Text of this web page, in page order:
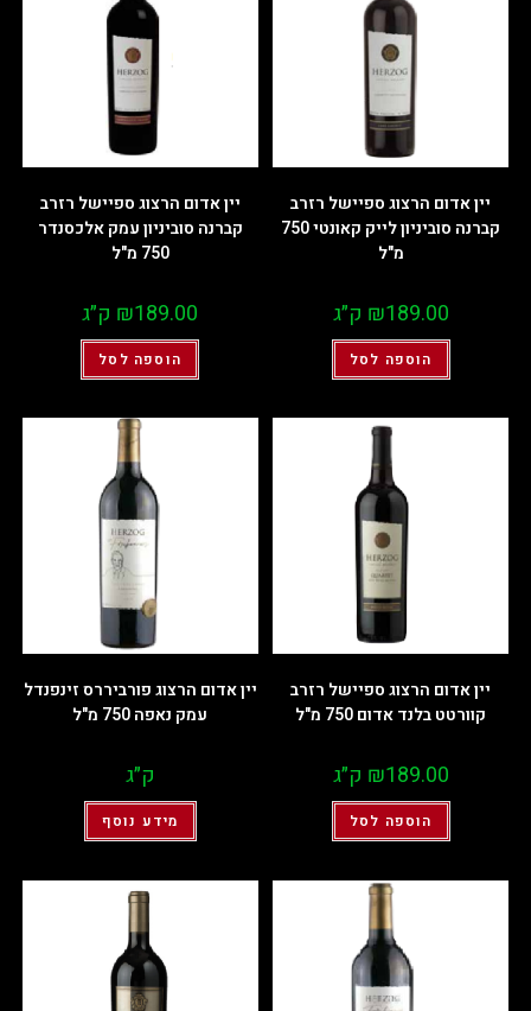
יין אדום הרצוג ספיישל רזרב
קברנה סוביניון לייק קאונטי 750
מ"ל
₪189.00 ק״ג
הוספה לסל
יין אדום הרצוג ספיישל רזרב
קברנה סוביניון עמק אלכסנדר
750 מ"ל
₪189.00 ק״ג
הוספה לסל
יין אדום הרצוג ספיישל רזרב
קוורטט בלנד אדום 750 מ"ל
₪189.00 ק״ג
הוספה לסל
יין אדום הרצוג פורביררס זינפנדל
עמק נאפה 750 מ"ל
ק״ג
מידע נוסף